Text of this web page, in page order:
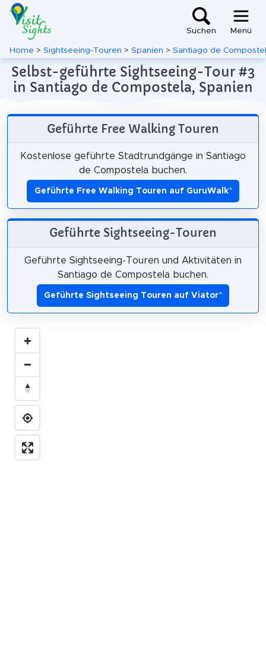
Suchen Menü
Home > Sightseeing-Touren > Spanien > Santiago de
Selbst-geführte Sightseeing-Tour #3
in Santiago de Compostela, Spanien
Geführte Free Walking Touren
Kostenlose geführte Stadtrundgänge in Santiago
de Compostela buchen.
Geführte Free Walking Touren auf GuruWalk*
Geführte Sightseeing-Touren
Geführte Sightseeing-Touren und Aktivitäten in
Santiago de Compostela buchen.
Geführte Sightseeing Touren auf Viator*